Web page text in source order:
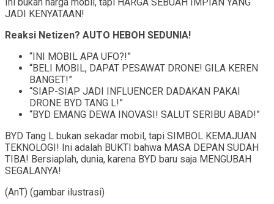
Ini bukan harga mobil, tapi HARGA SEBUAH IMPIAN YANG
JADI KENYATAAN!
Reaksi Netizen? AUTO HEBOH SEDUNIA!
“INI MOBIL APA UFO?!”
“BELI MOBIL, DAPAT PESAWAT DRONE! GILA KEREN
BANGET!”
“SIAP-SIAP JADI INFLUENCER DADAKAN PAKAI
DRONE BYD TANG L!”
“BYD EMANG DEWA INOVASI! SALUT SERIBU ABAD!”
BYD Tang L bukan sekadar mobil, tapi SIMBOL KEMAJUAN
TEKNOLOGI! Ini adalah BUKTI bahwa MASA DEPAN SUDAH
TIBA! Bersiaplah, dunia, karena BYD baru saja MENGUBAH
SEGALANYA!
(AnT) (gambar ilustrasi)